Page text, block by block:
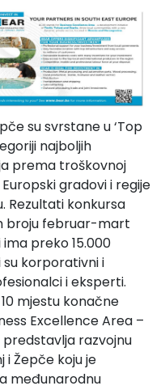
su svrstane u ‘Top
najboljih
prema troškovnoj
gradovi i regije
Rezultati konkursa
broju februar-mart
preko 15.000
korporativni i
i eksperti.
mjestu konačne
Excellence Area –
razvojnu
i Žepče koju je
međunarodnu